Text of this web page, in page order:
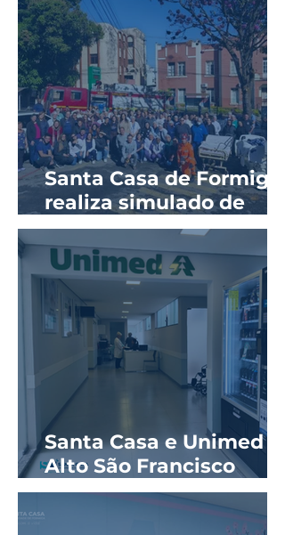
Santa Casa de Formiga
realiza simulado de
evacuação em parceria
com o Corpo de
Bombeiros
Santa Casa e Unimed
Alto São Francisco
reinauguram ala
hospitalar com novos